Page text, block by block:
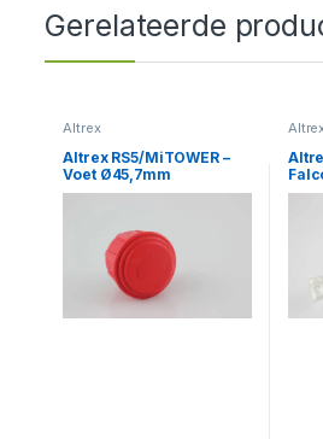
Gerelateerde
Altrex
Altrex RS5/MiTOWER –
Voet Ø45,7mm
driehoeksstabilisator /